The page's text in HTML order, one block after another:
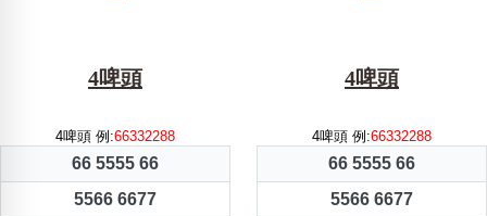
4啤頭
4啤頭 例:66332288
66 5555 66
5566 6677
4啤頭
4啤頭 例:66332288
66 5555 66
5566 6677